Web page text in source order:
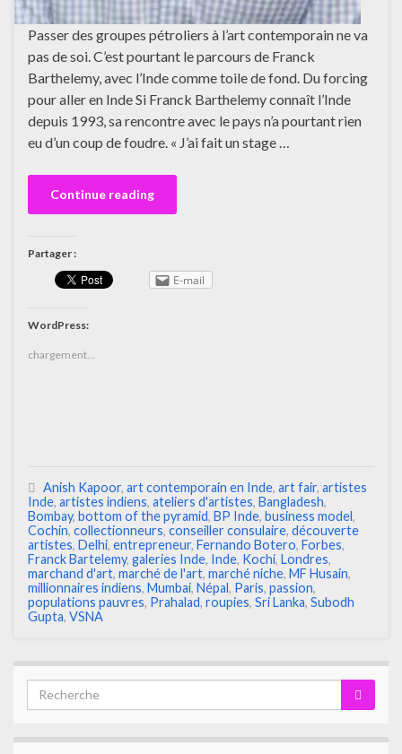
Passer des groupes pétroliers à l’art contemporain ne va
pas de soi. C’est pourtant le parcours de Franck
Barthelemy, avec l’Inde comme toile de fond. Du forcing
pour aller en Inde Si Franck Barthelemy connaît l’Inde
depuis 1993, sa rencontre avec le pays n’a pourtant rien
eu d’un coup de foudre. « J’ai fait un stage …
Continue reading
Partager :
E-mail
WordPress:
chargement…
Anish Kapoor, art contemporain en Inde, art fair, artistes
Inde, artistes indiens, ateliers d'artistes, Bangladesh,
Bombay, bottom of the pyramid, BP Inde, business model,
Cochin, collectionneurs, conseiller consulaire, découverte
artistes, Delhi, entrepreneur, Fernando Botero, Forbes,
Franck Bartelemy, galeries Inde, Inde, Kochi, Londres,
marchand d'art, marché de l'art, marché niche, MF Husain,
millionnaires indiens, Mumbai, Népal, Paris, passion,
populations pauvres, Prahalad, roupies, Sri Lanka, Subodh
Gupta, VSNA